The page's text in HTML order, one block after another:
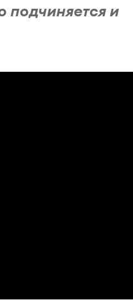
подчиняется и